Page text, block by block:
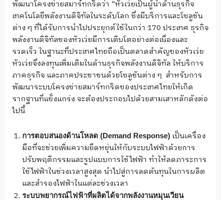
พัฒนาโครงข่ายสมาร์ทกริดว่า “หัวเว่ยเป็นผู้นำด้านธุรกิจ
เทคโนโลยีพลังงานดิจิทัลในระดับโลก ซึ่งมีบริการและโซลูชัน
ต่าง ๆ ที่ได้รับการนำไปประยุกต์ใช้ในกว่า 170 ประเทศ ธุรกิจ
พลังงานดิจิทัลของหัวเว่ยมีการเติบโตอย่างต่อเนื่องและ
รวดเร็ว ในฐานะที่ประเทศไทยถือเป็นตลาดสำคัญของหัวเว่ย
หัวเว่ยจึงลงทุนเพิ่มเติมในด้านธุรกิจพลังงานดิจิทัล ให้บริการ
ภาคธุรกิจ และภาคประชาชนด้วยโซลูชันต่าง ๆ สำหรับการ
พัฒนาระบบโครงข่ายสมาร์ทกริดของประเทศไทยให้เกิด
รากฐานที่แข็งแกร่ง จะต้องประกอบไปด้วยสามเสาหลักดังต่อ
ไปนี้
การตอบสนองด้านโหลด (Demand Response) เป็นเครื่อง
มือที่จะช่วยเพิ่มความยืดหยุ่นให้กับระบบไฟฟ้าด้วยการ
ปรับพฤติกรรมและรูปแบบการใช้ไฟฟ้า ทำให้ลดภาระการ
ใช้ไฟฟ้าในช่วงเวลาสูงสุด นำไปสู่การลดต้นทุนในการผลิต
และสำรองไฟฟ้าในแต่ละช่วงเวลา
ระบบพยากรณ์ไฟฟ้าที่ผลิตได้จากพลังงานหมุนเวียน